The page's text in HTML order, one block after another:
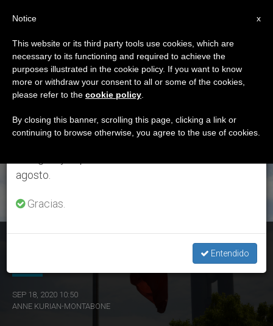
ETIQUETA
Posts Tagged
‘relaciones Bilaterales’
ÚLTIMAS NOTICIAS
China tiene la intención de seguir “mejorando las relaciones”
SEP 18, 2020 10:50
ANNE KURIAN-MONTABONE
×
Aviso importante
Del 27 de julio al 7 de agosto haremos la pausa
anual, aprovechando que en el periodo de verano
se generan menos informaciones y también el
agosto.
Gracias.
Entendido
x
Notice
This website or its third party tools use cookies, which are
necessary to its functioning and required to achieve the
purposes illustrated in the cookie policy. If you want to know
more or withdraw your consent to all or some of the cookies,
please refer to the cookie policy
By closing this banner, scrolling this page, clicking a link or
continuing to browse otherwise, you agree to the use of cookies.